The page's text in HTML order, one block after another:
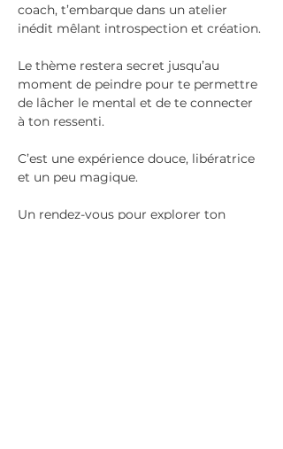
coach, t’embarque dans un atelier
inédit mêlant introspection et création.
Le thème restera secret jusqu’au
moment de peindre pour te permettre
de lâcher le mental et de te connecter
à ton ressenti.
C’est une expérience douce, libératrice
et un peu magique.
Un rendez-vous pour explorer ton